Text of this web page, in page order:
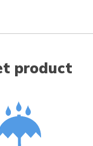
product